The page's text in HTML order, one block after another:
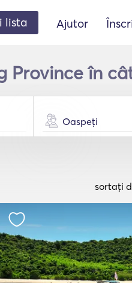
lista Ajutor
Province în
Oaspeți
sortați